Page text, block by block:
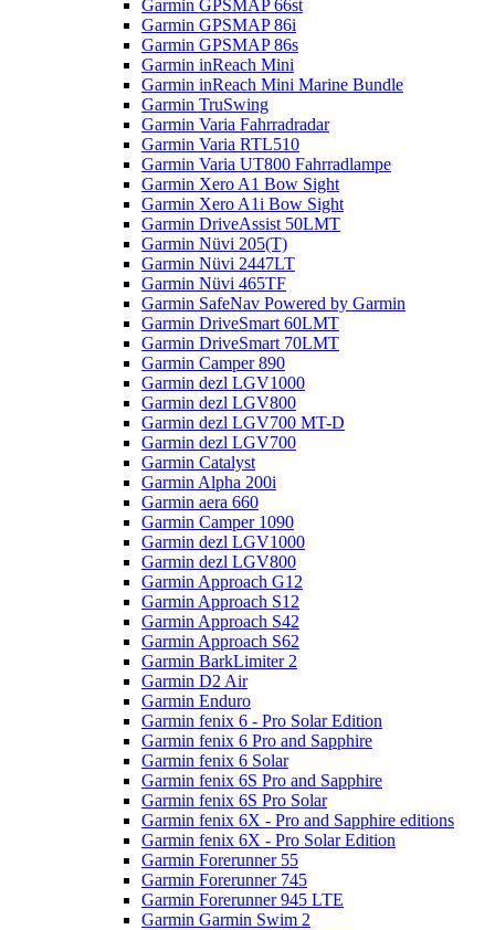
Garmin GPSMAP 66st
Garmin GPSMAP 86i
Garmin GPSMAP 86s
Garmin inReach Mini
Garmin inReach Mini Marine Bundle
Garmin TruSwing
Garmin Varia Fahrradradar
Garmin Varia RTL510
Garmin Varia UT800 Fahrradlampe
Garmin Xero A1 Bow Sight
Garmin Xero A1i Bow Sight
Garmin DriveAssist 50LMT
Garmin Nüvi 205(T)
Garmin Nüvi 2447LT
Garmin Nüvi 465TF
Garmin SafeNav Powered by Garmin
Garmin DriveSmart 60LMT
Garmin DriveSmart 70LMT
Garmin Camper 890
Garmin dezl LGV1000
Garmin dezl LGV800
Garmin dezl LGV700 MT-D
Garmin dezl LGV700
Garmin Catalyst
Garmin Alpha 200i
Garmin aera 660
Garmin Camper 1090
Garmin dezl LGV1000
Garmin dezl LGV800
Garmin Approach G12
Garmin Approach S12
Garmin Approach S42
Garmin Approach S62
Garmin BarkLimiter 2
Garmin D2 Air
Garmin Enduro
Garmin fenix 6 - Pro Solar Edition
Garmin fenix 6 Pro and Sapphire
Garmin fenix 6 Solar
Garmin fenix 6S Pro and Sapphire
Garmin fenix 6S Pro Solar
Garmin fenix 6X - Pro and Sapphire editions
Garmin fenix 6X - Pro Solar Edition
Garmin Forerunner 55
Garmin Forerunner 745
Garmin Forerunner 945 LTE
Garmin Garmin Swim 2